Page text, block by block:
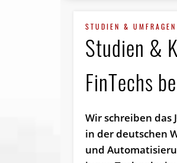
STUDIEN & UMFRAGEN
Studien &
FinTechs
Wir schreiben das
in der deutschen
und